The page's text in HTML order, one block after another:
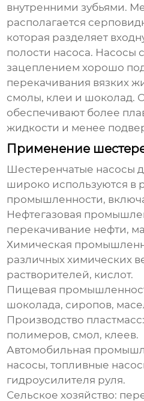
внутренними зубьями.
располагается
которая разделяет
полости насоса. Насосы
зацеплением хорошо
перекачивания вязких
смолы, клеи и шоколад.
обеспечивают более
жидкости и менее
Применение
Шестеренчатые насосы
широко используются в
промышленности,
Нефтегазовая
перекачивание нефти,
Химическая
различных химических
растворителей, кислот.
Пищевая
шоколада, сиропов,
Производство пластмасс:
полимеров, смол, клеев.
Автомобильная
насосы, топливные
гидроусилителя руля.
Сельское хозяйство: